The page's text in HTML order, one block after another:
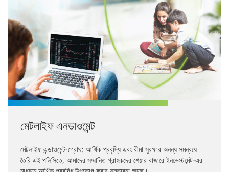
মেটলাইফ এনডাওমেন্ট
মেটলাইফ এন্ডাওমেন্ট-গ্রোথ: আর্থিক প্রবৃদ্ধি এবং বীমা সুরক্ষার অনন্য সমন্বয়ে
তৈরি এই পলিসিতে, আমাদের সম্মানিত গ্রাহকদের শেয়ার বাজারে ইনভেস্টমেন্ট-এর